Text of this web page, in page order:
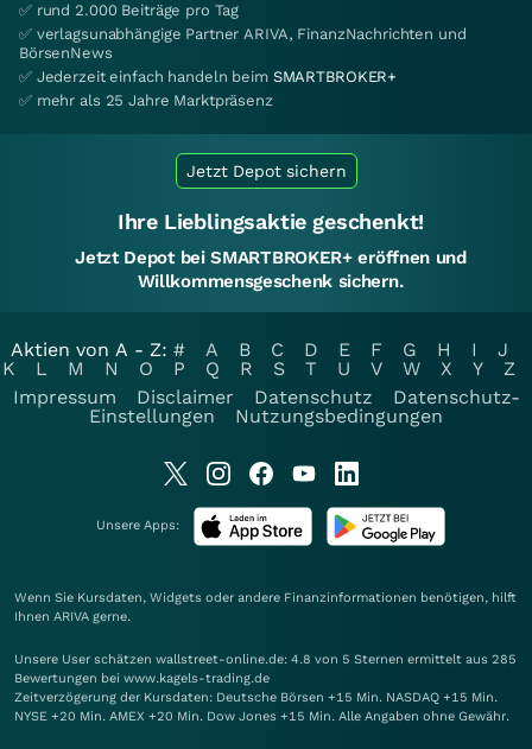
✅ rund 2.000 Beiträge pro Tag
✅ verlagsunabhängige Partner ARIVA, FinanzNachrichten und
BörsenNews
✅ Jederzeit einfach handeln beim SMARTBROKER+
✅ mehr als 25 Jahre Marktpräsenz
Jetzt Depot sichern
Ihre Lieblingsaktie geschenkt!
Jetzt Depot bei SMARTBROKER+ eröffnen und
Willkommensgeschenk sichern.
Aktien von A - Z: # A B C D E F G H I
J
K
L M N O P Q R S T U V W X Y
Z
Impressum
Disclaimer Datenschutz
Datenschutz-
Einstellungen
Nutzungsbedingungen
Unsere Apps:
Wenn Sie Kursdaten, Widgets oder andere Finanzinformationen benötigen, hilft
Ihnen ARIVA gerne.
Unsere User schätzen wallstreet-online.de: 4.8 von 5 Sternen ermittelt aus 285
Bewertungen bei www.kagels-trading.de
Zeitverzögerung der Kursdaten: Deutsche Börsen +15 Min. NASDAQ +15 Min.
NYSE +20 Min. AMEX +20 Min. Dow Jones +15 Min. Alle Angaben ohne Gewähr.